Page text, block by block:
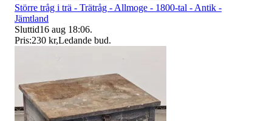
Större tråg i trä - Trätråg - Allmoge - 1800-tal - Antik -
Jämtland
Sluttid16 aug 18:06.
Pris:230 kr,Ledande bud.